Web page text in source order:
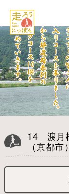
14 渡月
（京都市